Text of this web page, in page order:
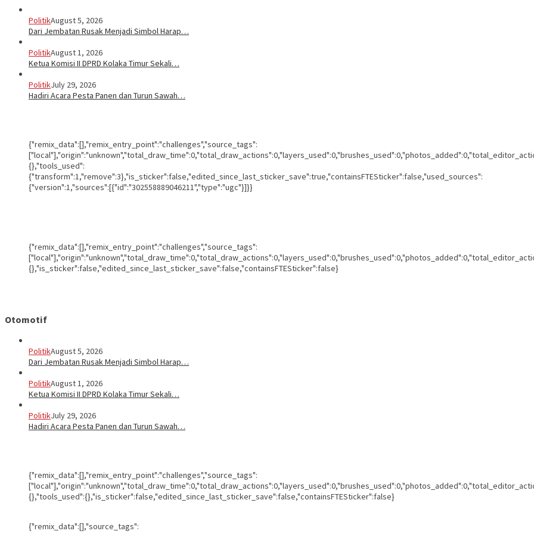
PolitikAugust 5, 2026
Dari Jembatan Rusak Menjadi Simbol Harap…
PolitikAugust 1, 2026
Ketua Komisi II DPRD Kolaka Timur Sekali…
PolitikJuly 29, 2026
Hadiri Acara Pesta Panen dan Turun Sawah…
{"remix_data":[],"remix_entry_point":"challenges","source_tags":
{},"tools_used":
{"transform":1,"remove":3},"is_sticker":false,"edited_since_last_sticker_save":true,"containsFTESticker":false,"used_sources":
{"version":1,"sources":[{"id":"302558889046211","type":"ugc"}]}}
{"remix_data":[],"remix_entry_point":"challenges","source_tags":
{},"is_sticker":false,"edited_since_last_sticker_save":false,"containsFTESticker":false}
Otomotif
PolitikAugust 5, 2026
Dari Jembatan Rusak Menjadi Simbol Harap…
PolitikAugust 1, 2026
Ketua Komisi II DPRD Kolaka Timur Sekali…
PolitikJuly 29, 2026
Hadiri Acara Pesta Panen dan Turun Sawah…
{"remix_data":[],"remix_entry_point":"challenges","source_tags":
{},"tools_used":{},"is_sticker":false,"edited_since_last_sticker_save":false,"containsFTESticker":false}
{"remix_data":[],"source_tags":